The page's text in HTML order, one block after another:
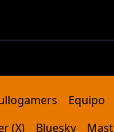
Equipo
(X)
Bluesky